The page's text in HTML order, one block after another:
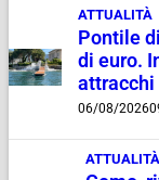
ATTUALITÀ
Pontile
di euro.
attracchi
06/08/2026
ATTUALITÀ